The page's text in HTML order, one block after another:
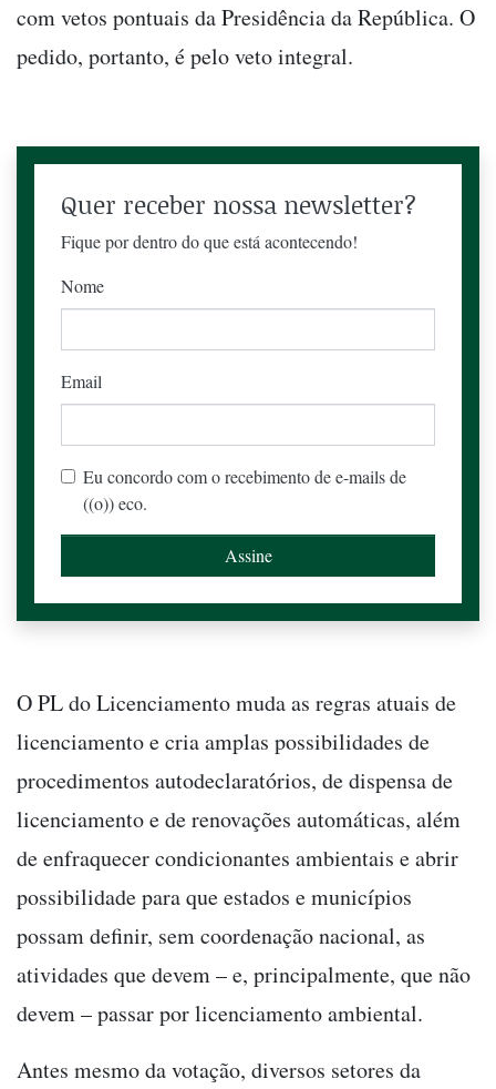
com vetos pontuais da Presidência da República. O
pedido, portanto, é pelo veto integral.
Quer receber nossa newsletter?
Fique por dentro do que está acontecendo!
Nome
Email
Eu concordo com o recebimento de e-mails de
((o)) eco.
O PL do Licenciamento muda as regras atuais de
licenciamento e cria amplas possibilidades de
procedimentos autodeclaratórios, de dispensa de
licenciamento e de renovações automáticas, além
de enfraquecer condicionantes ambientais e abrir
possibilidade para que estados e municípios
possam definir, sem coordenação nacional, as
atividades que devem – e, principalmente, que não
devem – passar por licenciamento ambiental.
Antes mesmo da votação, diversos setores da